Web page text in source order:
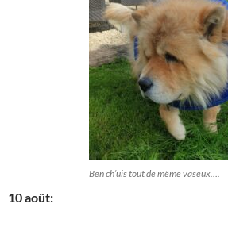
Ben ch’uis tout de même vaseux….
10 août: